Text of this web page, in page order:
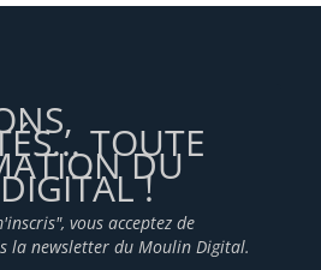
TOUTE
DU
!
vous acceptez de
la newsletter du Moulin Digital.